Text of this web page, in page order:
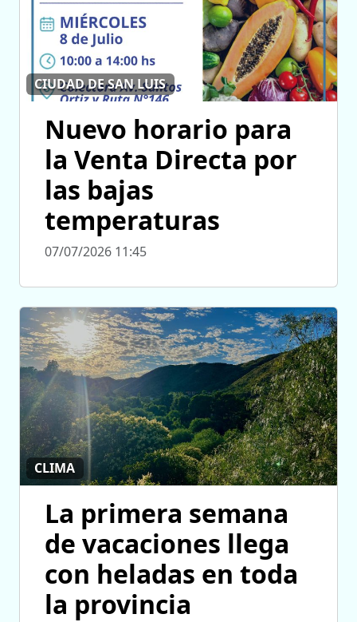
CIUDAD DE SAN LUIS
Nuevo horario para
la Venta Directa por
las bajas
temperaturas
07/07/2026 11:45
CLIMA
La primera semana
de vacaciones llega
con heladas en toda
la provincia